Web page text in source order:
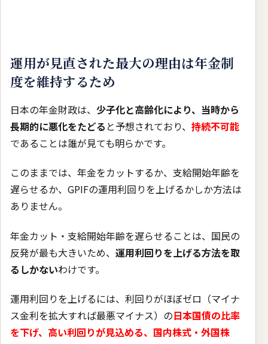
運用が見直された最大の理由は年金制
度を維持するため
日本の年金財政は、 少子化と高齢化により、当時から
長期的に悪化をたどる と予想されており、 持続不可能
であることは誰が見ても明らかです。
このままでは、年金をカットするか、支給開始年齢を
遅らせるか、GPIFの運用利回りを上げるかしか方法は
ありません。
年金カット・支給開始年齢を遅らせることは、国民の
反発が最も大きいため、 運用利回りを上げる方法を取
るしかないわけです。
運用利回りを上げるには、利回りがほぼゼロ（マイナ
ス金利を拡大すれば最悪マイナス）の日本国債の比率
を下げ、高い利回りが見込める、国内株式・外国株